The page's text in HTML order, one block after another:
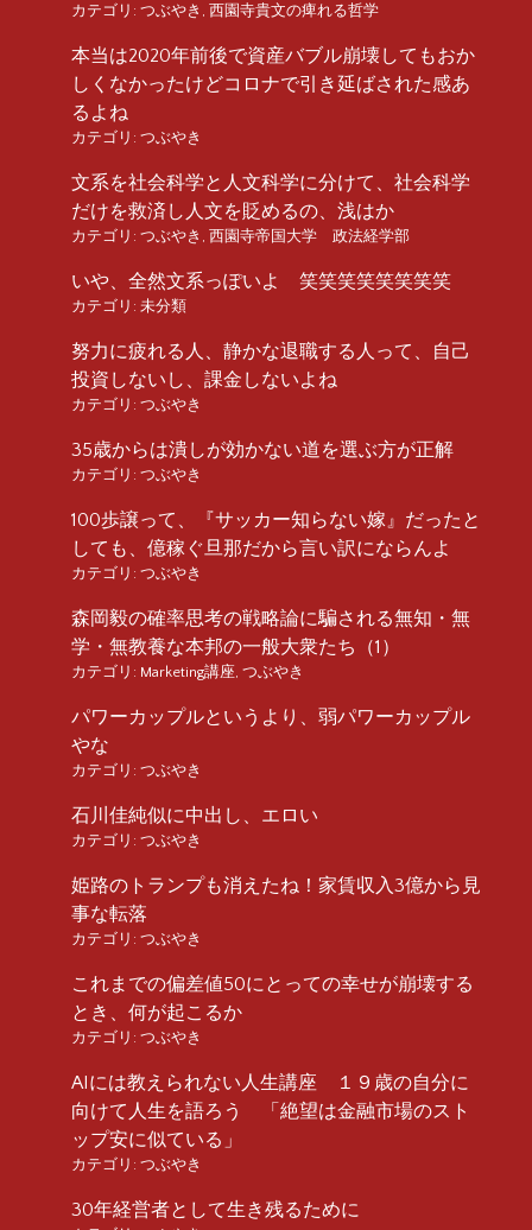
カテゴリ: つぶやき , 西園寺貴文の痺れる哲学
本当は2020年前後で資産バブル崩壊してもおか
しくなかったけどコロナで引き延ばされた感あ
るよね
カテゴリ: つぶやき
文系を社会科学と人文科学に分けて、社会科学
だけを救済し人文を貶めるの、浅はか
カテゴリ: つぶやき , 西園寺帝国大学 政法経学部
いや、全然文系っぽいよ 笑笑笑笑笑笑笑笑
カテゴリ: 未分類
努力に疲れる人、静かな退職する人って、自己
投資しないし、課金しないよね
カテゴリ: つぶやき
35歳からは潰しが効かない道を選ぶ方が正解
カテゴリ: つぶやき
100歩譲って、『サッカー知らない嫁』だったと
しても、億稼ぐ旦那だから言い訳にならんよ
カテゴリ: つぶやき
森岡毅の確率思考の戦略論に騙される無知・無
学・無教養な本邦の一般大衆たち（1）
カテゴリ: Marketing講座, つぶやき
パワーカップルというより、弱パワーカップル
やな
カテゴリ: つぶやき
石川佳純似に中出し、エロい
カテゴリ: つぶやき
姫路のトランプも消えたね！家賃収入3億から見
事な転落
カテゴリ: つぶやき
これまでの偏差値50にとっての幸せが崩壊する
とき、何が起こるか
カテゴリ: つぶやき
AIには教えられない人生講座 １９歳の自分に
向けて人生を語ろう 「絶望は金融市場のスト
ップ安に似ている」
カテゴリ: つぶやき
30年経営者として生き残るために